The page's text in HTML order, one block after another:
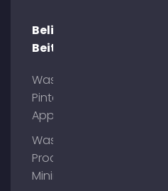
Beliebte
Beiträge
Was ist
Pinterest
App?
Was ist
Process
Mining?